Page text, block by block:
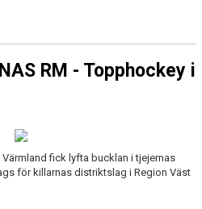
RM - Topphockey i
fick lyfta bucklan i tjejernas
för killarnas distriktslag i Region Väst